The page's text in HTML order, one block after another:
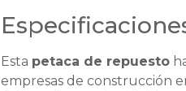
Esta petaca de repuesto
empresas de construcción